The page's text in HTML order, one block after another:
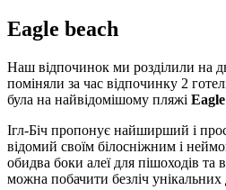
Eagle beach
Наш відпочинок ми розділили на
поміняли за час відпочинку 2
була на найвідомішому пляжі
Ігл-Біч пропонує найширший і
відомий своїм білосніжним і
обидва боки алеї для пішоходів та
можна побачити безліч унікальних